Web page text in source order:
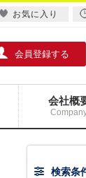
会員登録する
会社概
検索条
お気に入り